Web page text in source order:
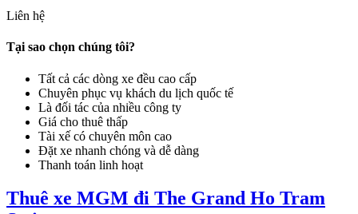
Liên hệ
Tại sao chọn chúng tôi?
Tất cả các dòng xe đều cao cấp
Chuyên phục vụ khách du lịch quốc tế
Là đối tác của nhiều công ty
Giá cho thuê thấp
Tài xế có chuyên môn cao
Đặt xe nhanh chóng và dễ dàng
Thanh toán linh hoạt
Thuê xe MGM đi The Grand Ho Tram